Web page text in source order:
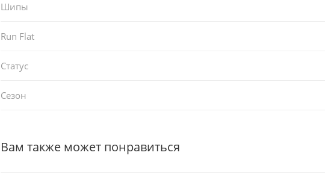
Шипы
Run Flat
Статус
Сезон
Вам также может понравиться